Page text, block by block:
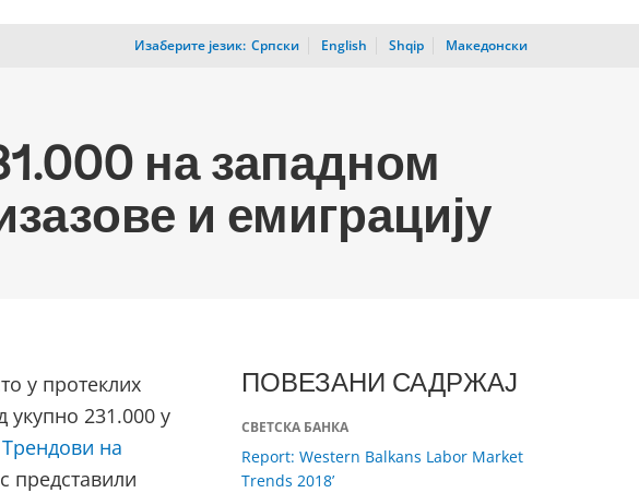
Изаберите језик: Српски English Shqip Македонски
на западном
и емиграцију
у протеклих
укупно 231.000 у
Трендови на
представили
ПОВЕЗАНИ САДРЖАЈ
СВЕТСКА БАНКА
Report: Western Balkans Labor Market
Trends 2018’